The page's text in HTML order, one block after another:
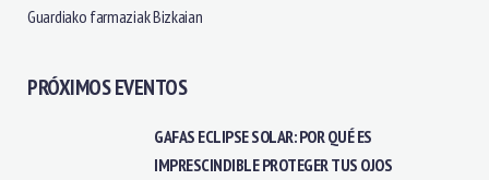
Guardiako farmaziak Bizkaian
PRÓXIMOS EVENTOS
GAFAS ECLIPSE SOLAR: POR QUÉ ES
IMPRESCINDIBLE PROTEGER TUS OJOS